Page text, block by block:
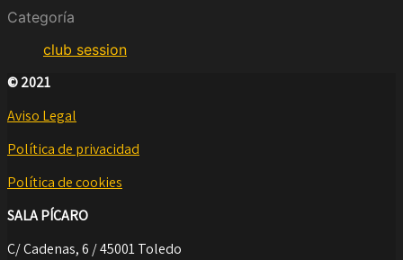
Categoría
club session
© 2021
Aviso Legal
Política de privacidad
Política de cookies
SALA PÍCARO
C/ Cadenas, 6 / 45001 Toledo